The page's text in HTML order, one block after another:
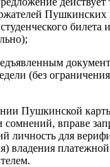
Пушкинских
(без
Пушкинской
сомнений, вправе
личность для
владения